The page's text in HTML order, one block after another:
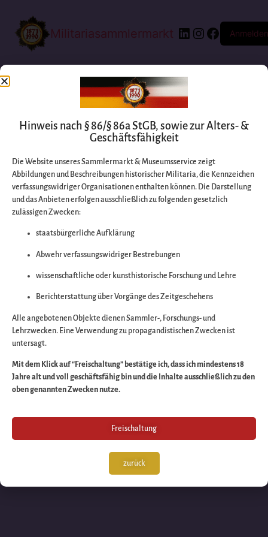
Militariasammlermarkt Anmelden
Entschuldigen Sie
bitte die
Wir arbeiten an
großartigen Sache
schauen Sie bald
wieder vorbei!
Hinweis nach § 86/§ 86a StGB, sowie zur Alters- &
Geschäftsfähigkeit
Die Website unseres Sammlermarkt & Museumsservice zeigt
Abbildungen und Beschreibungen historischer Militaria, die Kennzeichen
verfassungswidriger Organisationen enthalten können. Die Darstellung
und das Anbieten erfolgen ausschließlich zu folgenden gesetzlich
zulässigen Zwecken:
staatsbürgerliche Aufklärung
Abwehr verfassungswidriger Bestrebungen
wissenschaftliche oder kunsthistorische Forschung und Lehre
Berichterstattung über Vorgänge des Zeitgeschehens
Alle angebotenen Objekte dienen Sammler-, Forschungs- und
Lehrzwecken. Eine Verwendung zu propagandistischen Zwecken ist
untersagt.
Mit dem Klick auf “Freischaltung” bestätige ich, dass ich mindestens 18
Jahre alt und voll geschäftsfähig bin und die Inhalte ausschließlich zu den
oben genannten Zwecken nutze.
Freischaltung
zurück